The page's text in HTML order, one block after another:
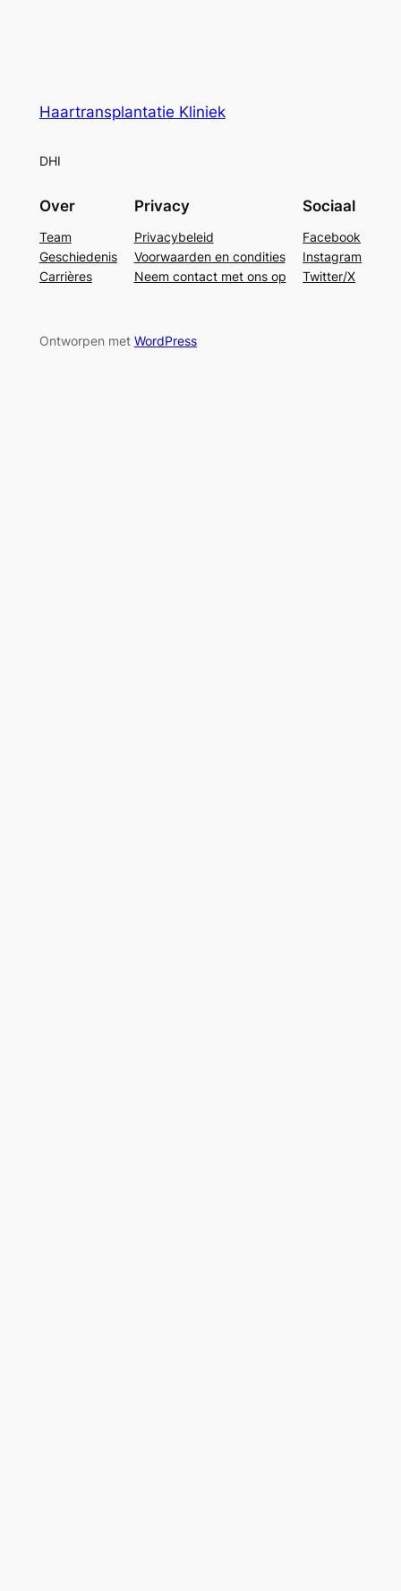
Haartransplantatie Kliniek
DHI
Over
Team
Geschiedenis
Carrières
Privacy
Privacybeleid
Voorwaarden en condities
Neem contact met ons op
Sociaal
Facebook
Instagram
Twitter/X
Ontworpen met WordPress